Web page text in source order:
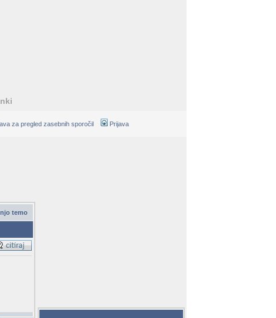
za pregled zasebnih sporočil Prijava
temo